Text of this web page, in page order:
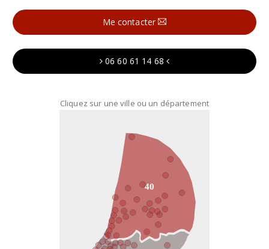
Me contacter
06 60 61 14 68
Cliquez sur une ville ou un département
40